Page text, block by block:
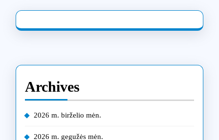
Archives
2026 m. birželio mėn.
2026 m. gegužės mėn.